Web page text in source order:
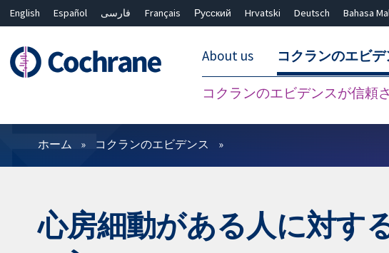
English Español فارسی Français Русский Hrvatski Deutsch Bahasa
About us コクランのエビデ
コクランのエビデンスが信頼
フィルター
ホーム コクランのエビデンス
心房細動がある人に対す